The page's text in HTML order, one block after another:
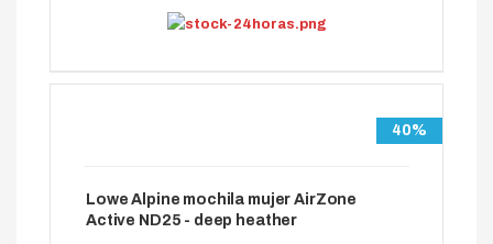
40%
Lowe Alpine mochila mujer AirZone
Active ND25 - deep heather